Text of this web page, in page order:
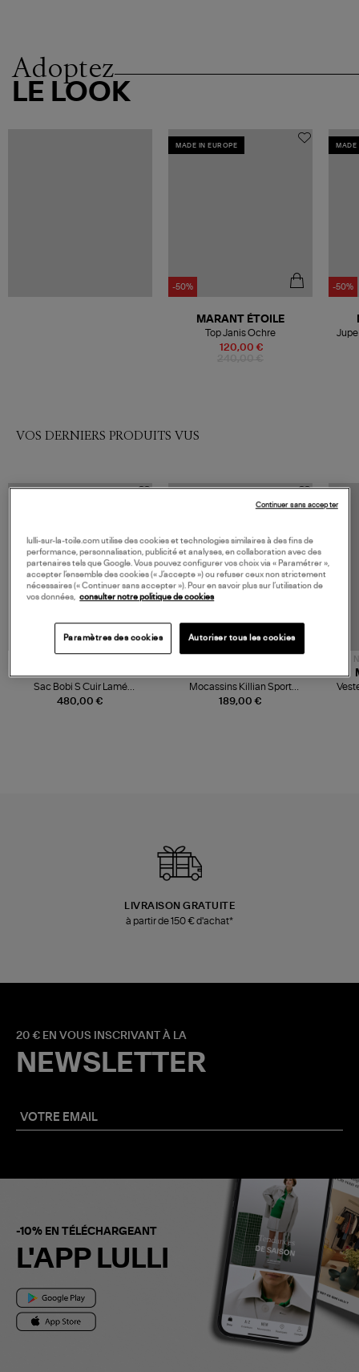
Adoptez
LE LOOK
MADE IN EUROPE
-50%
120,00 €
MARANT ÉTOILE
Top Janis Ochre
MADE
-50%
VOS DERNIERS PRODUITS VUS
480,00 €
JEROME DREYFUSS
Sac Bobi S Cuir Lamé
Champagne
189,00 €
TORAL
Mocassins Killian Sport
Mousse
LIVRAISON GRATUITE
à partir de 150 € d'achat*
20 € EN VOUS INSCRIVANT À LA
NEWSLETTER
-10% EN TÉLÉCHARGEANT
L'APP LULLI
lulli-sur-la-toile.com utilise des cookies et technologies similaires à des fins de
performance, personnalisation, publicité et analyses, en collaboration avec des
partenaires tels que Google. Vous pouvez configurer vos choix via « Paramétrer »,
accepter l’ensemble des cookies (« J’accepte ») ou refuser ceux non strictement
nécessaires (« Continuer sans accepter »). Pour en savoir plus sur l’utilisation de
vos données, consulter notre politique de cookies
Paramètres des cookies Autoriser tous les cookies
Continuer sans accepter